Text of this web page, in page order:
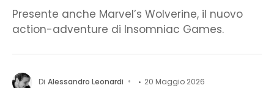
Presente anche Marvel’s Wolverine, il nuovo
action-adventure di Insomniac Games.
Di Alessandro Leonardi 20 Maggio 2026